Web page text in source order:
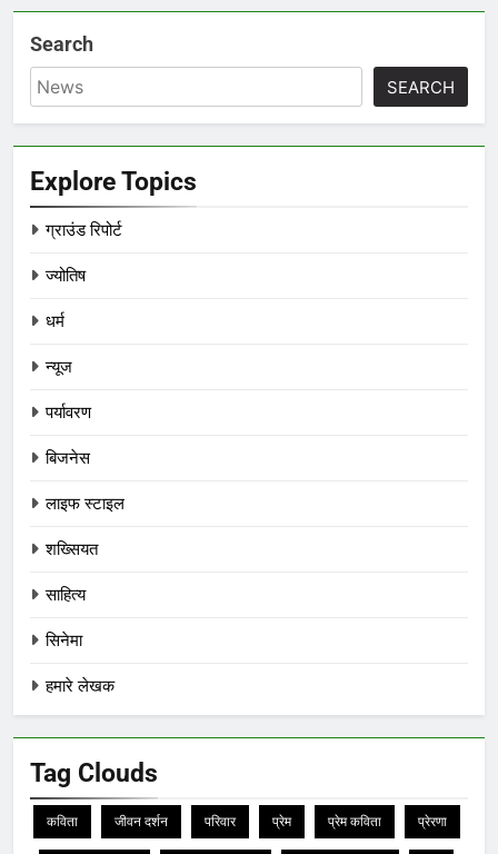
Search
SEARCH
Explore Topics
ग्राउंड रिपोर्ट
ज्योतिष
धर्म
न्यूज
पर्यावरण
बिजनेस
लाइफ स्टाइल
शख्सियत
साहित्य
सिनेमा
हमारे लेखक
Tag Clouds
कविता जीवन दर्शन परिवार प्रेम प्रेम कविता प्रेरणा